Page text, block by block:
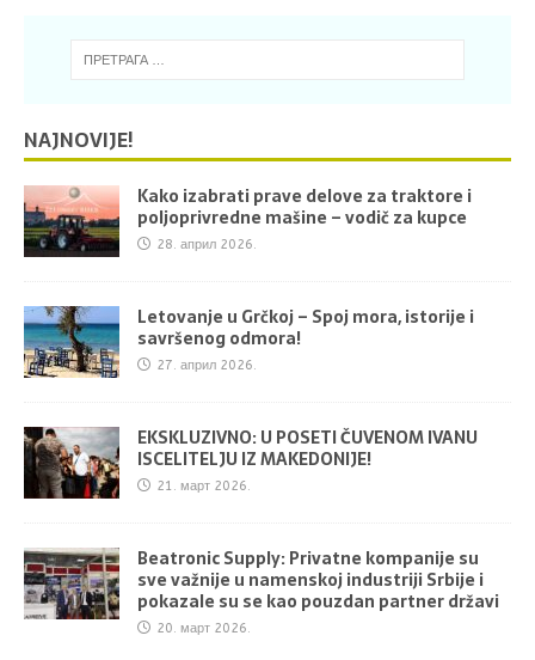
NAJNOVIJE!
Kako izabrati prave delove za traktore i
poljoprivredne mašine – vodič za kupce
28. април 2026.
Letovanje u Grčkoj – Spoj mora, istorije i
savršenog odmora!
27. април 2026.
EKSKLUZIVNO: U POSETI ČUVENOM IVANU
ISCELITELJU IZ MAKEDONIJE!
21. март 2026.
Beatronic Supply: Privatne kompanije su
sve važnije u namenskoj industriji Srbije i
pokazale su se kao pouzdan partner državi
20. март 2026.